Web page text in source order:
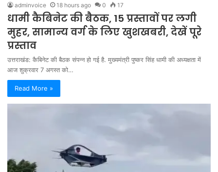
adminvoice 18 hours ago 0 17
धामी कैबिनेट की बैठक, 15 प्रस्तावों पर लगी
मुहर, सामान्य वर्ग के लिए खुशखबरी, देखें पूरे
प्रस्ताव
उत्तराखंड: कैबिनेट की बैठक संपन्न हो गई है. मुख्यमंत्री पुष्कर सिंह धामी की अध्यक्षता में
आज शुक्रवार 7 अगस्त को…
Read More »